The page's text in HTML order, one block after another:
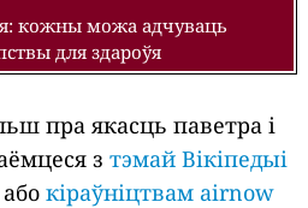
кожны можа адчуваць
для здароўя
пра якасць паветра і
з тэмай Вікіпедыі
або кіраўніцтвам airnow